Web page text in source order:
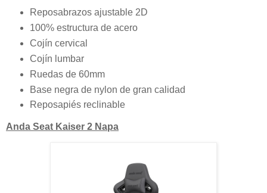
Reposabrazos ajustable 2D
100% estructura de acero
Cojín cervical
Cojín lumbar
Ruedas de 60mm
Base negra de nylon de gran calidad
Reposapiés reclinable
Anda Seat Kaiser 2 Napa